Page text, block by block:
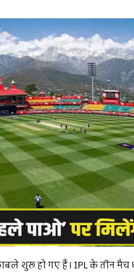
शुरू हो गए हैं। IPL के तीन मैच